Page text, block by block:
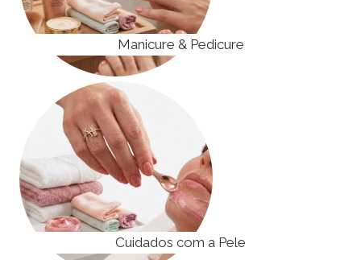
Manicure & Pedicure
Cuidados com a Pele